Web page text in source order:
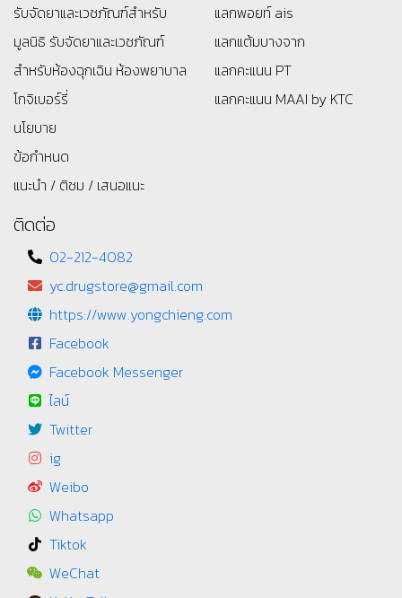
รับจัดยาและเวชภัณฑ์สำหรับ
มูลนิธิ รับจัดยาและเวชภัณฑ์
สำหรับห้องฉุกเฉิน ห้องพยาบาล
โกจิเบอร์รี่
นโยบาย
ข้อกำหนด
แนะนำ / ติชม / เสนอแนะ
แลกพอยท์ ais
แลกแต้มบางจาก
แลกคะแนน PT
แลกคะแนน MAAI by KTC
ติดต่อ
02-212-4082
yc.drugstore@gmail.com
https://www.yongchieng.com
Facebook
Facebook Messenger
ไลน์
Twitter
ig
Weibo
Whatsapp
Tiktok
WeChat